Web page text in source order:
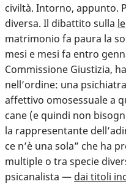
civiltà. Intorno, appunto.
diversa. Il dibattito sulla
matrimonio fa paura la
mesi e mesi fa entro
Commissione Giustizia,
nell’ordine: una
affettivo omosessuale a
cane (e quindi non
la rappresentante
ce n’è una sola” che ha
multiple o tra specie
psicanalista — dai titoli